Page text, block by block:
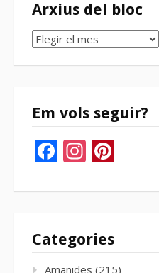
Arxius del bloc
Arxius
bloc
Em vols seguir?
Facebook
Categories
Amanides (215)